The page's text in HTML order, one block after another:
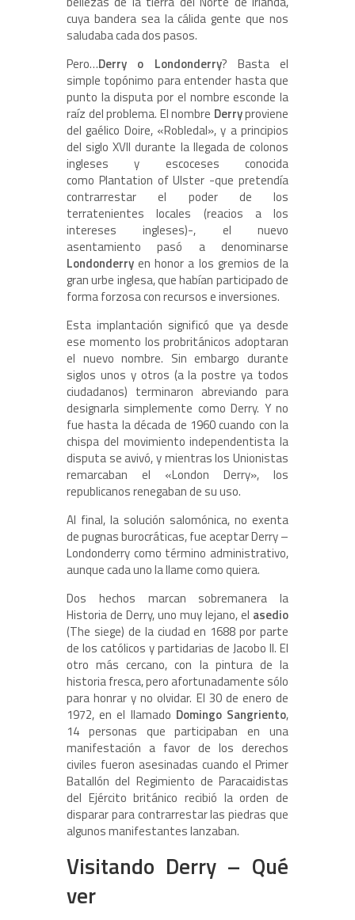
cuya bandera sea la cálida gente que nos
saludaba cada dos pasos.
Pero…Derry o Londonderry? Basta el
simple topónimo para entender hasta que
punto la disputa por el nombre esconde la
raíz del problema. El nombre Derryproviene
del gaélico Doire, «Robledal», y a principios
del siglo XVII durante la llegada de colonos
ingleses y escoceses conocida
como Plantation of Ulster -que pretendía
contrarrestar el poder de los
terratenientes locales (reacios a los
intereses ingleses)-, el nuevo
asentamiento pasó a denominarse
Londonderry en honor a los gremios de la
gran urbe inglesa, que habían participado de
forma forzosa con recursos e inversiones.
Esta implantación significó que ya desde
ese momento los probritánicos adoptaran
el nuevo nombre. Sin embargo durante
siglos unos y otros (a la postre ya todos
ciudadanos) terminaron abreviando para
designarla simplemente como Derry. Y no
fue hasta la década de 1960 cuando con la
chispa del movimiento independentista la
disputa se avivó, y mientras los Unionistas
remarcaban el «London Derry», los
republicanos renegaban de su uso.
Al final, la solución salomónica, no exenta
de pugnas burocráticas, fue aceptar Derry –
Londonderry como término administrativo,
aunque cada uno la llame como quiera.
Dos hechos marcan sobremanera la
Historia de Derry, uno muy lejano, el asedio
(The siege) de la ciudad en 1688 por parte
de los católicos y partidarias de Jacobo II. El
otro más cercano, con la pintura de la
historia fresca, pero afortunadamente sólo
para honrar y no olvidar. El 30 de enero de
1972, en el llamado Domingo Sangriento,
14 personas que participaban en una
manifestación a favor de los derechos
civiles fueron asesinadas cuando el Primer
Batallón del Regimiento de Paracaidistas
del Ejército británico recibió la orden de
disparar para contrarrestar las piedras que
algunos manifestantes lanzaban.
Visitando Derry – Qué
ver